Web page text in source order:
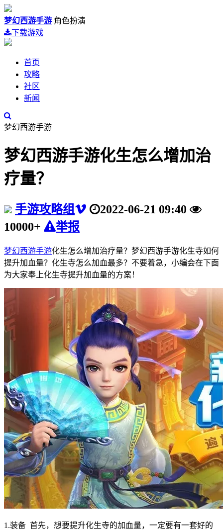
梦幻西游手游 角色扮演
下载游戏
首页
攻略
社区
新闻
梦幻西游手游
梦幻西游手游化生怎么增加治
疗量？
手游攻略组
2022-06-21 09:40
10000+
举报
梦幻西游手游化生怎么增加治疗量？梦幻西游手游化生寺如何
提升加血量？化生寺怎么加血最多？不要着急，小编会在下面
为大家奉上化生寺提升加血量的方案！
1.装备 首先，想要提升化生寺的加血量，一定要有一套好的